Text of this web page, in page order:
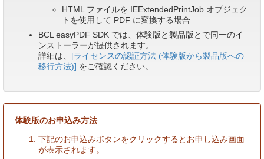
HTML ファイルを IEExtendedPrintJob オブジェク
トを使用して PDF に変換する場合
BCL easyPDF SDK では、体験版と製品版とで同一のイ
ンストーラーが提供されます。
詳細は、 [ライセンスの認証方法 (体験版から製品版への
移行方法)] をご確認ください。
体験版のお申込み方法
下記のお申込みボタンをクリックするとお申し込み画面
が表示されます。